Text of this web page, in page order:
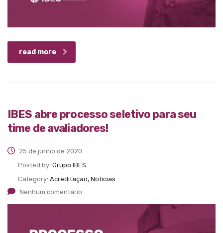
read more
IBES abre processo seletivo para seu
time de avaliadores!
25 de junho de 2020
Posted by: Grupo IBES
Category: Acreditação, Notícias
Nenhum comentário